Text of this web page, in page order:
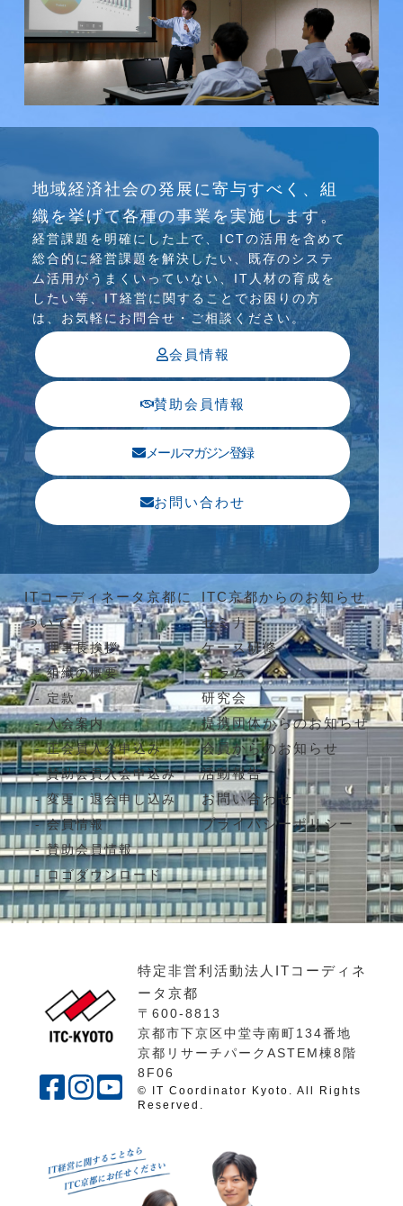
介護ソリューション研究会、WEB/SNS研究会を
行っています
地域経済社会の発展に寄与すべく、組
織を挙げて各種の事業を実施します。
経営課題を明確にした上で、ICTの活⽤を含めて
総合的に経営課題を解決したい、既存のシステ
ム活⽤がうまくいっていない、IT⼈材の育成を
したい等、IT経営に関することでお困りの⽅
は、お気軽にお問合せ・ご相談ください。
会員情報
賛助会員情報
メールマガジン登録
お問い合わせ
ITコーディネータ京都に
ついて
理事長挨拶
組織の概要
定款
入会案内
正会員入会申込み
賛助会員入会申込み
変更・退会申し込み
会員情報
賛助会員情報
ロゴダウンロード
ITC京都からのお知らせ
セミナー
ケース研修
コラム
研究会
提携団体からのお知らせ
会員からのお知らせ
活動報告
お問い合わせ
プライバシーポリシー
特定非営利活動法人ITコーディネ
ータ京都
〒600-8813
京都市下京区中堂寺南町134番地
京都リサーチパークASTEM棟8階
8F06
© IT Coordinator Kyoto. All Rights
Reserved.